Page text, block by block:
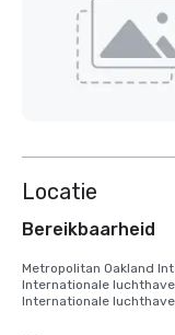
Locatie
Bereikbaarheid
Metropolitan Oakland
Internationale
Internationale